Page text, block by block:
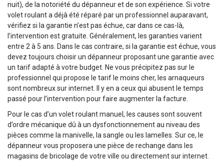
nuit), de la notoriété du dépanneur et de son expérience. Si votre
volet roulant a déjà été réparé par un professionnel auparavant,
vérifiez si la garantie n’est pas échue, car dans ce cas-là,
l’intervention est gratuite. Généralement, les garanties varient
entre 2 à 5 ans. Dans le cas contraire, si la garantie est échue, vous
devez toujours choisir un dépanneur proposant une garantie avec
un tarif adapté à votre budget. Ne vous précipitez pas sur le
professionnel qui propose le tarif le moins cher, les arnaqueurs
sont nombreux sur internet. Il y en a ceux qui abusent le temps
passé pour l’intervention pour faire augmenter la facture.
Pour le cas d’un volet roulant manuel, les causes sont souvent
d’ordre mécanique dû à un dysfonctionnement au niveau des
pièces comme la manivelle, la sangle ou les lamelles. Sur ce, le
dépanneur vous proposera une pièce de rechange dans les
magasins de bricolage de votre ville ou directement sur internet.